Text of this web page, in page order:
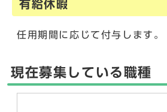
有給休暇
任用期間に応じて付与します。
現在募集している職種